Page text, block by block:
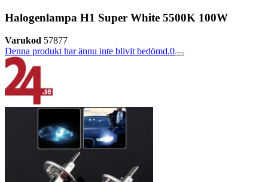
Halogenlampa H1 Super White 5500K 100W
Varukod 57877
Denna produkt har ännu inte blivit bedömd.0